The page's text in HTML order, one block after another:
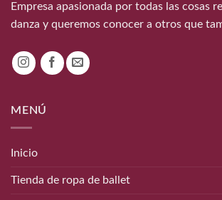
Empresa apasionada por todas las cosas
danza y queremos conocer a otros que
MENÚ
Inicio
Tienda de ropa de ballet